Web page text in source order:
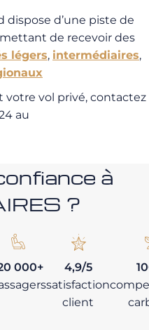
dispose d’une piste de
de recevoir des
légers, intermédiaires,
votre vol privé, contactez
au
à
?
000+
4,9/5
satisfaction
client